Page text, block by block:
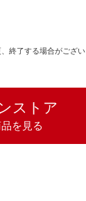
終了する場合がござい
ストア
を見る